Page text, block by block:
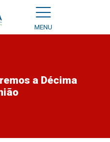
MENU
a Décima